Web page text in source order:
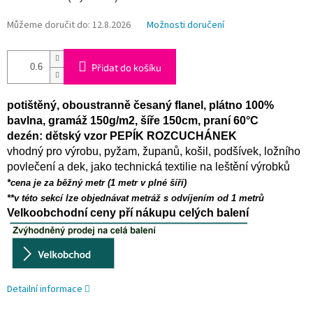
Můžeme doručit do: 12.8.2026 Možnosti doručení
Přidat do košíku
potištěný, oboustranně česaný flanel, plátno 100%
bavlna, gramáž 150g/m2, šíře 150cm, praní 60°C
dezén: dětský vzor PEPÍK ROZCUCHÁNEK
vhodný pro výrobu, pyžam, županů, košil, podšívek, ložního
povlečení a dek, jako technická textilie na leštění výrobků
*cena je za běžný metr (1 metr v plné šíří)
**v této sekcí lze objednávat metráž s odvíjením od 1 metrů
Velkoobchodní ceny pří nákupu celých balení
Detailní informace